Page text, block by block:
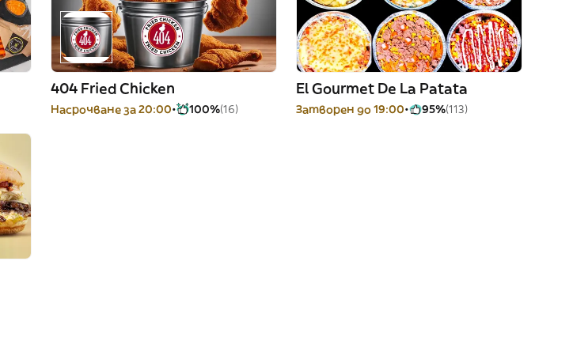
404 Fried Chicken
Насрочване за 20:00 100%(16)
El Gourmet De La Patata
Затворен до 19:00 95%(113)